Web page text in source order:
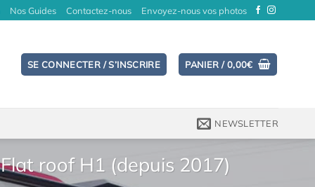
Nos Guides Contactez-nous Envoyez-nous vos photos
SE CONNECTER / S’INSCRIRE PANIER /0,00€
NEWSLETTER
roof H1 (depuis 2017)